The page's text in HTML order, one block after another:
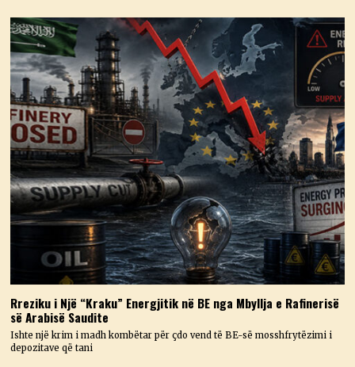
Rreziku i Një “Kraku” Energjitik në BE nga Mbyllja e Rafinerisë
së Arabisë Saudite
Ishte një krim i madh kombëtar për çdo vend të BE-së mosshfrytëzimi i
depozitave që tani